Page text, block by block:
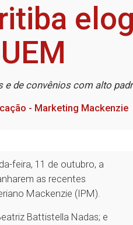
e de convênios com alto
- Marketing Mackenzie
feira, 11 de outubro, a
as recentes
Mackenzie (IPM).
Battistella Nadas; e